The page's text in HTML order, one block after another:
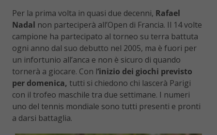
Per la prima volta in quasi due decenni, Rafael
Nadal non parteciperà all’Open di Francia. Il 14 volte
campione ha partecipato al torneo su terra battuta
ogni anno dal suo debutto nel 2005, ma è fuori per
un infortunio all’anca e non è sicuro di quando
tornerà a giocare. Con l‘inizio dei giochi previsto
per domenica, tutti si chiedono chi lascerà Parigi
con il trofeo maschile tra due settimane. I numeri
uno del tennis mondiale sono tutti presenti e pronti
a darsi battaglia.